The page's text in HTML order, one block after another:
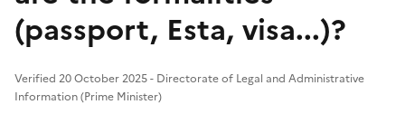
(passport, Esta, visa...)?
Verified 20 October 2025 - Directorate of Legal and Administrative
Information (Prime Minister)